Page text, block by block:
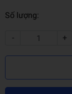
Số lượng:
- +